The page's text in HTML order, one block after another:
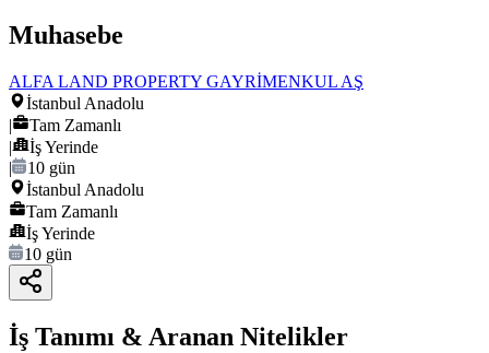
Muhasebe
ALFA LAND PROPERTY GAYRİMENKUL AŞ
İstanbul Anadolu
|
Tam Zamanlı
|
İş Yerinde
|
10 gün
İstanbul Anadolu
Tam Zamanlı
İş Yerinde
10 gün
İş Tanımı & Aranan Nitelikler